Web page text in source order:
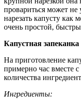
провариться может не
нарезать капусту как
очень простой,
Капустная
На приготовление
примерно час вместе
количества
Ингредиенты: